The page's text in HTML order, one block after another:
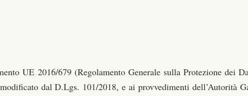
UE 2016/679 (Regolamento Generale sulla Protezione dei
dal D.Lgs. 101/2018, e ai provvedimenti dell’Autorità